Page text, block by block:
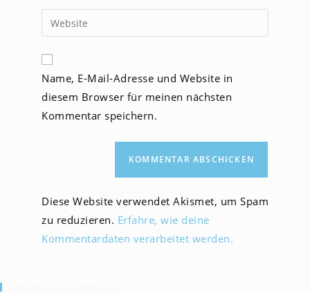
zum
Kommentieren
ein
E-
Mail-
zum
Kommentieren
ein
Gib
deine
Website-
URL
ein
(optional)
Name, E-Mail-Adresse und Website in
diesem Browser für meinen nächsten
Kommentar speichern.
Diese Website verwendet Akismet, um Spam
zu reduzieren. Erfahre, wie deine
Kommentardaten verarbeitet werden.